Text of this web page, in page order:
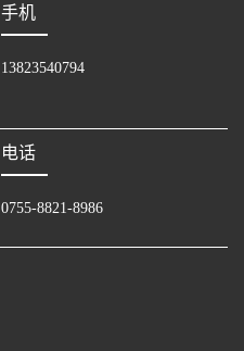
手机
13823540794
电话
0755-8821-8986